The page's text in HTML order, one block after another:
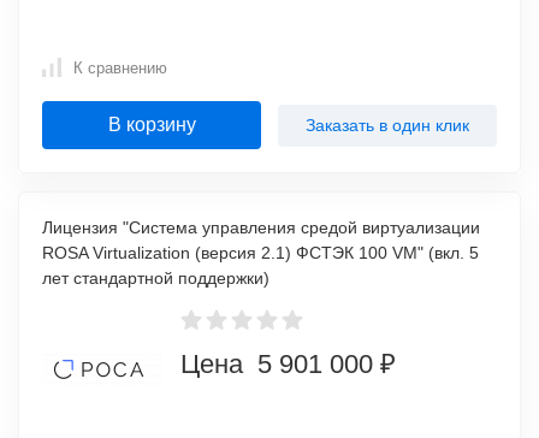
К сравнению
В корзину Заказать в один клик
Лицензия "Система управления средой виртуализации
ROSA Virtualization (версия 2.1) ФСТЭК 100 VM" (вкл. 5
лет стандартной поддержки)
Цена 5 901 000 ₽